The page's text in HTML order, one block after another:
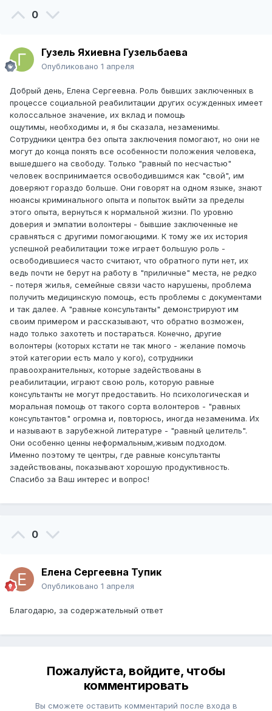
0
Гузель Яхиевна Гузельбаева
Опубликовано 1 апреля
Добрый день, Елена Сергеевна. Роль бывших заключенных в
процессе социальной реабилитации других осужденных имеет
колоссальное значение, их вклад и помощь
ощутимы, необходимы и, я бы сказала, незаменимы.
Сотрудники центра без опыта заключения помогают, но они не
могут до конца понять все особенности положения человека,
вышедшего на свободу. Только "равный по несчастью"
человек воспринимается освободившимся как "свой", им
доверяют гораздо больше. Они говорят на одном языке, знают
нюансы криминального опыта и попыток выйти за пределы
этого опыта, вернуться к нормальной жизни. По уровню
доверия и эмпатии волонтеры - бывшие заключенные не
сравняться с другими помогающими. К тому же их история
успешной реабилитации тоже играет большую роль -
освободившиеся часто считают, что обратного пути нет, их
ведь почти не берут на работу в "приличные" места, не редко
- потеря жилья, семейные связи часто нарушены, проблема
получить медицинскую помощь, есть проблемы с документами
и так далее. А "равные консультанты" демонстрируют им
своим примером и рассказывают, что обратно возможен,
надо только захотеть и постараться. Конечно, другие
волонтеры (которых кстати не так много - желание помочь
этой категории есть мало у кого), сотрудники
правоохранительных, которые задействованы в
реабилитации, играют свою роль, которую равные
консультанты не могут предоставить. Но психологическая и
моральная помощь от такого сорта волонтеров - "равных
консультантов" огромна и, повторюсь, иногда незаменима. Их
и называют в зарубежной литературе - "равный целитель".
Они особенно ценны неформальным,живым подходом.
Именно поэтому те центры, где равные консультанты
задействованы, показывают хорошую продуктивность.
Спасибо за Ваш интерес и вопрос!
0
Елена Сергеевна Тупик
Опубликовано 1 апреля
Благодарю, за содержательный ответ
Пожалуйста, войдите, чтобы
комментировать
Вы сможете оставить комментарий после входа в